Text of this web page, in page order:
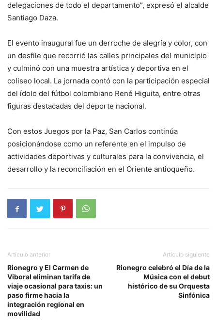
delegaciones de todo el departamento”, expresó el alcalde
Santiago Daza.
El evento inaugural fue un derroche de alegría y color, con
un desfile que recorrió las calles principales del municipio
y culminó con una muestra artística y deportiva en el
coliseo local. La jornada contó con la participación especial
del ídolo del fútbol colombiano René Higuita, entre otras
figuras destacadas del deporte nacional.
Con estos Juegos por la Paz, San Carlos continúa
posicionándose como un referente en el impulso de
actividades deportivas y culturales para la convivencia, el
desarrollo y la reconciliación en el Oriente antioqueño.
Artículo anterior
Rionegro y El Carmen de
Viboral eliminan tarifa de
viaje ocasional para taxis: un
paso firme hacia la
integración regional en
movilidad
Artículo siguiente
Rionegro celebró el Día de la
Música con el debut
histórico de su Orquesta
Sinfónica